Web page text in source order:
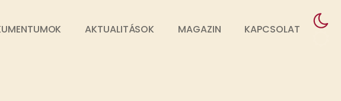
AKTUALITÁSOK MAGAZIN KAPCSOLAT